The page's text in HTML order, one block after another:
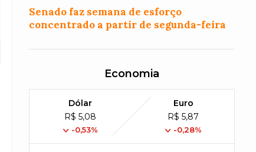
Senado faz semana de esforço
concentrado a partir de segunda-feira
Economia
Dólar
R$ 5,08
-0,53%
Euro
R$ 5,87
-0,28%